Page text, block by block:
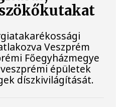
Veszprém
Főegyházmegye
épületek
díszkivilágítását.